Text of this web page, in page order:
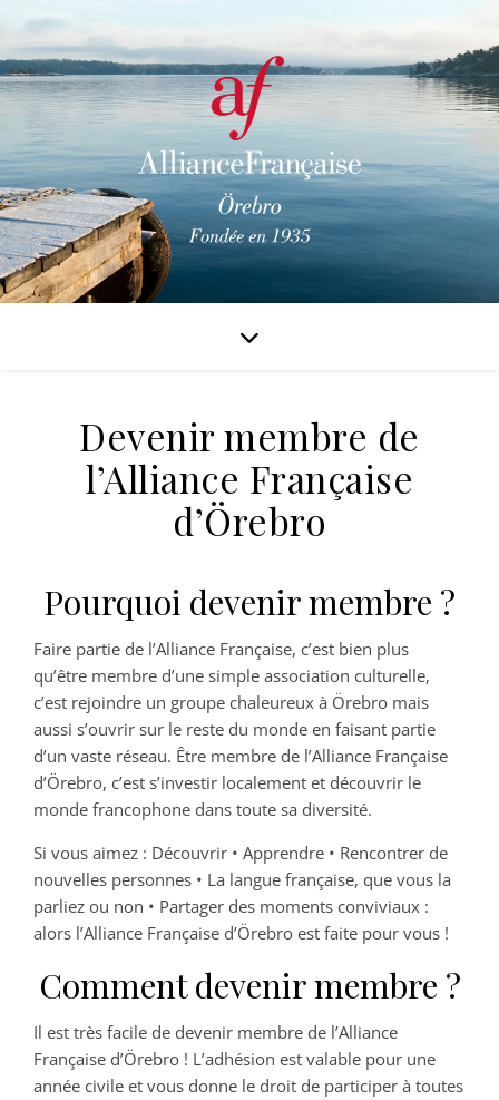
Devenir membre de
l’Alliance Française
d’Örebro
Pourquoi devenir membre ?
Faire partie de l’Alliance Française, c’est bien plus
qu’être membre d’une simple association culturelle,
c’est rejoindre un groupe chaleureux à Örebro mais
aussi s’ouvrir sur le reste du monde en faisant partie
d’un vaste réseau. Être membre de l’Alliance Française
d’Örebro, c’est s’investir localement et découvrir le
monde francophone dans toute sa diversité.
Si vous aimez : Découvrir • Apprendre • Rencontrer de
nouvelles personnes • La langue française, que vous la
parliez ou non • Partager des moments conviviaux :
alors l’Alliance Française d’Örebro est faite pour vous !
Comment devenir membre ?
Il est très facile de devenir membre de l’Alliance
Française d’Örebro ! L’adhésion est valable pour une
année civile et vous donne le droit de participer à toutes